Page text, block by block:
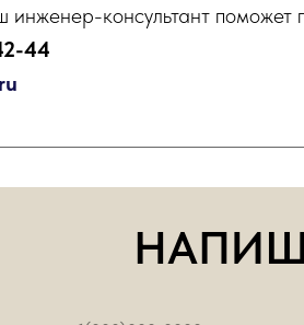
инженер-консультант поможет
44